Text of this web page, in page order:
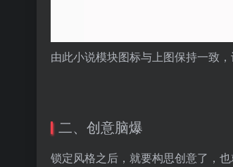
由此小说模块图标与上图保持一致，
二、创意脑爆
锁定风格之后，就要构思创意了，